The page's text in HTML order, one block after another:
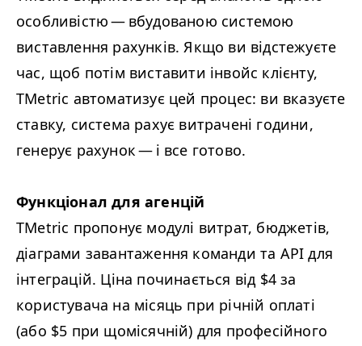
особливістю — вбудованою системою
виставлення рахунків. Якщо ви відстежуєте
час, щоб потім виставити інвойс клієнту,
TMetric автоматизує цей процес: ви вказуєте
ставку, система рахує витрачені години,
генерує рахунок — і все готово.
Функціонал для агенцій
TMetric пропонує модулі витрат, бюджетів,
діаграми завантаження команди та API для
інтеграцій. Ціна починається від $4 за
користувача на місяць при річній оплаті
(або $5 при щомісячній) для професійного